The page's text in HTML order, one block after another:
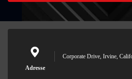
Adresse
Corporate Drive, Irvine,